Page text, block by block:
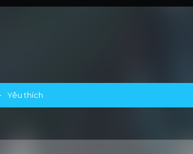
Yêu thích